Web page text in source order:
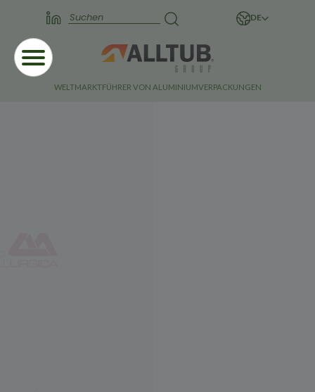
WELTMARKTFÜHRER VON ALUMINIUMVERPACKUNGEN
DE